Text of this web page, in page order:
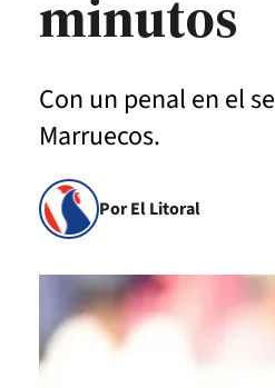
minutos
Con un penal en el
Marruecos.
Por El Litoral